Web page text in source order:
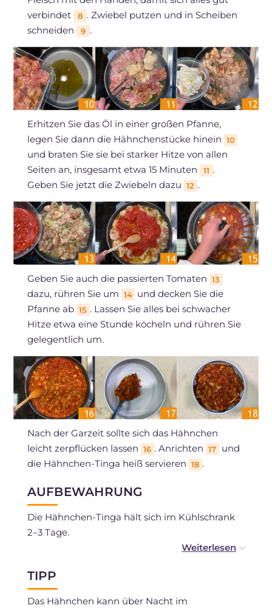
verbindet
8 . Zwiebel putzen und in Scheiben
schneiden
9 .
Erhitzen Sie das Öl in einer großen Pfanne,
legen Sie dann die Hähnchenstücke hinein 10
und braten Sie sie bei starker Hitze von allen
Seiten an, insgesamt etwa 15 Minuten
11 .
Geben Sie jetzt die Zwiebeln dazu 12 .
Geben Sie auch die passierten Tomaten 13
dazu, rühren Sie um 14 und decken Sie die
Pfanne ab 15 . Lassen Sie alles bei schwacher
Hitze etwa eine Stunde köcheln und rühren Sie
gelegentlich um.
Nach der Garzeit sollte sich das Hähnchen
leicht zerpflücken lassen 16 . Anrichten 17
und
die Hähnchen-Tinga heiß servieren 18 .
AUFBEWAHRUNG
Die Hähnchen-Tinga hält sich im Kühlschrank
2–3 Tage.
TIPP
Das Hähnchen kann über Nacht im